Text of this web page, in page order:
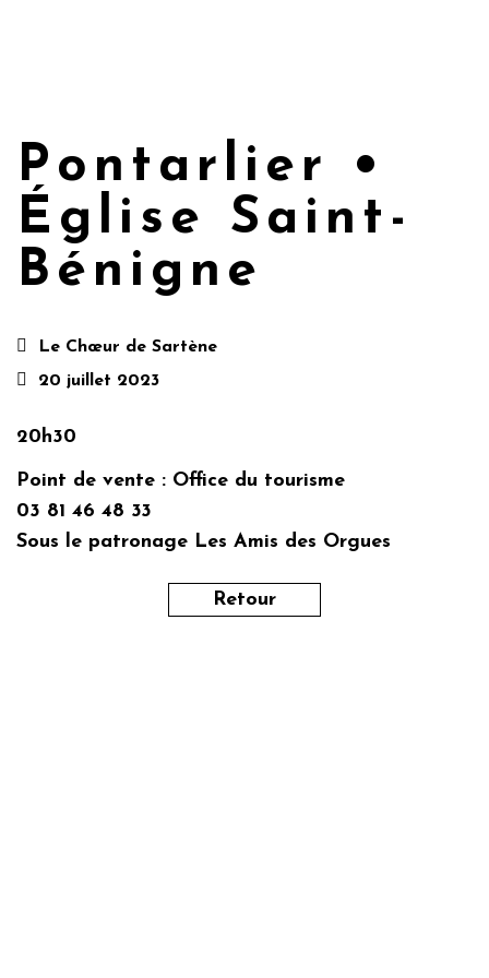
Pontarlier •
Église Saint-
Bénigne
Le Chœur de Sartène
20 juillet 2023
20h30
Point de vente : Office du tourisme
03 81 46 48 33
Sous le patronage Les Amis des Orgues
Retour